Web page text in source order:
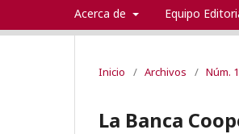
Acerca de Equipo
Inicio / Archivos / Núm.
La Banca